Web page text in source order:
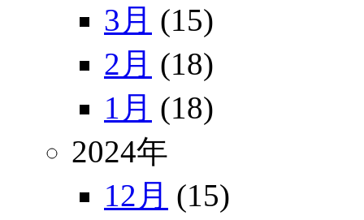
3月 (15)
2月 (18)
1月 (18)
2024年
12月 (15)